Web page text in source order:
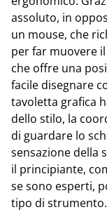
assoluto, in
un mouse, che
per far muovere
che offre una
facile disegnare
tavoletta grafica
dello stilo, la
di guardare lo
sensazione della
il principiante,
se sono esperti,
tipo di